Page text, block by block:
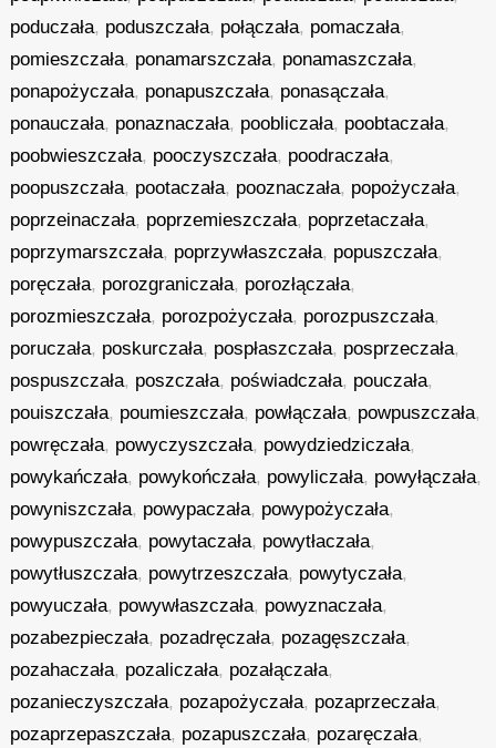
poduczała, poduszczała, połączała, pomaczała,
pomieszczała, ponamarszczała, ponamaszczała,
ponapożyczała, ponapuszczała, ponasączała,
ponauczała, ponaznaczała, poobliczała, poobtaczała,
poobwieszczała, pooczyszczała, poodraczała,
poopuszczała, pootaczała, pooznaczała, popożyczała,
poprzeinaczała, poprzemieszczała, poprzetaczała,
poprzymarszczała, poprzywłaszczała, popuszczała,
poręczała, porozgraniczała, porozłączała,
porozmieszczała, porozpożyczała, porozpuszczała,
poruczała, poskurczała, pospłaszczała, posprzeczała,
pospuszczała, poszczała, poświadczała, pouczała,
pouiszczała, poumieszczała, powłączała, powpuszczała,
powręczała, powyczyszczała, powydziedziczała,
powykańczała, powykończała, powyliczała, powyłączała,
powyniszczała, powypaczała, powypożyczała,
powypuszczała, powytaczała, powytłaczała,
powytłuszczała, powytrzeszczała, powytyczała,
powyuczała, powywłaszczała, powyznaczała,
pozabezpieczała, pozadręczała, pozagęszczała,
pozahaczała, pozaliczała, pozałączała,
pozanieczyszczała, pozapożyczała, pozaprzeczała,
pozaprzepaszczała, pozapuszczała, pozaręczała,